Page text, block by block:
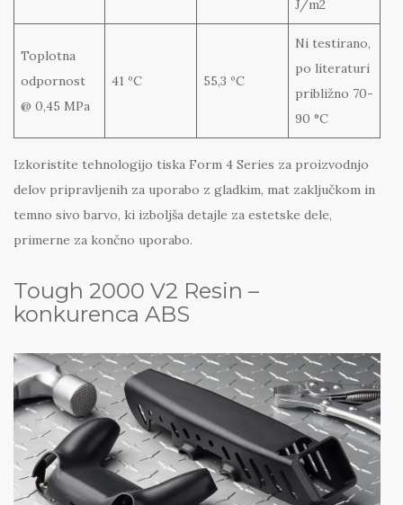
J/m2
Toplotna
odpornost
@ 0,45 MPa
41 ºC 55,3 ºC
Ni testirano,
po literaturi
približno 70-
90 °C
Izkoristite tehnologijo tiska Form 4 Series za proizvodnjo
delov pripravljenih za uporabo z gladkim, mat zaključkom in
temno sivo barvo, ki izboljša detajle za estetske dele,
primerne za končno uporabo.
Tough 2000 V2 Resin –
konkurenca ABS